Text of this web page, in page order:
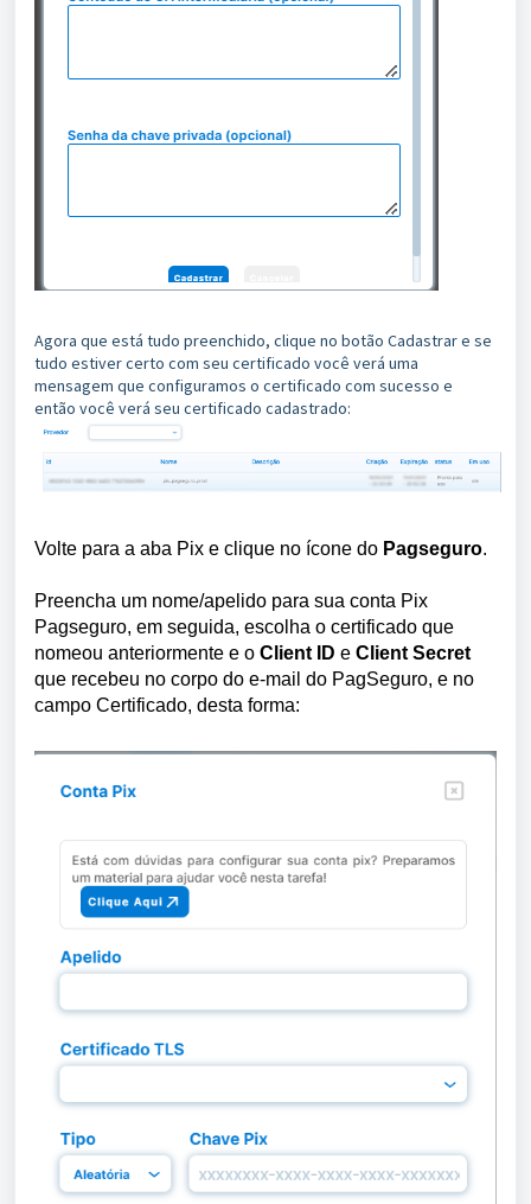
Agora que está tudo preenchido, clique no botão Cadastrar e se
tudo estiver certo com seu certificado você verá uma
mensagem que configuramos o certificado com sucesso e
então você verá seu certificado cadastrado:
Volte para a aba Pix e clique no ícone do Pagseguro.
Preencha um nome/apelido para sua conta Pix
Pagseguro, em seguida, escolha o certificado que
nomeou anteriormente e o Client ID e Client Secret
que recebeu no corpo do e-mail do PagSeguro, e no
campo Certificado, desta forma: